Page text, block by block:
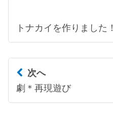
トナカイを作りました！
次へ
劇＊再現遊び